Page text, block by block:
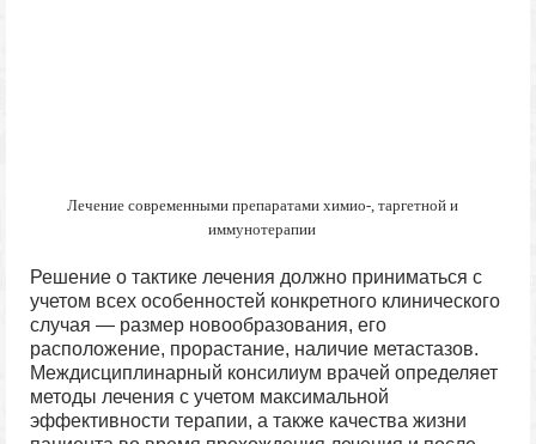
Лечение современными препаратами химио-, таргетной и
иммунотерапии
Решение о тактике лечения должно приниматься с
учетом всех особенностей конкретного клинического
случая — размер новообразования, его
расположение, прорастание, наличие метастазов.
Междисциплинарный консилиум врачей определяет
методы лечения с учетом максимальной
эффективности терапии, а также качества жизни